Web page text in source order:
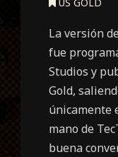
US GOLD
La versión
fue
Studios y
Gold,
únicamente
mano de
buena